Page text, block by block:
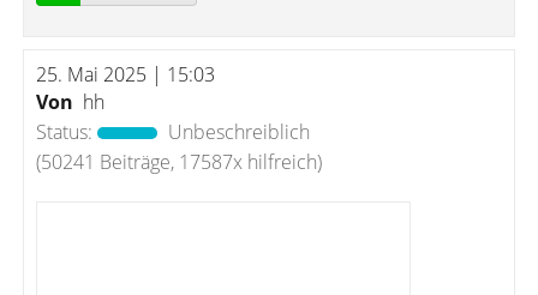
25. Mai 2025 | 15:03
Von hh
Status:
Unbeschreiblich
(50241 Beiträge, 17587x hilfreich)